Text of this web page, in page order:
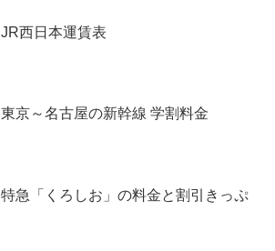
JR西日本運賃表
東京～名古屋の新幹線 学割料金
特急「くろしお」の料金と割引きっぷ